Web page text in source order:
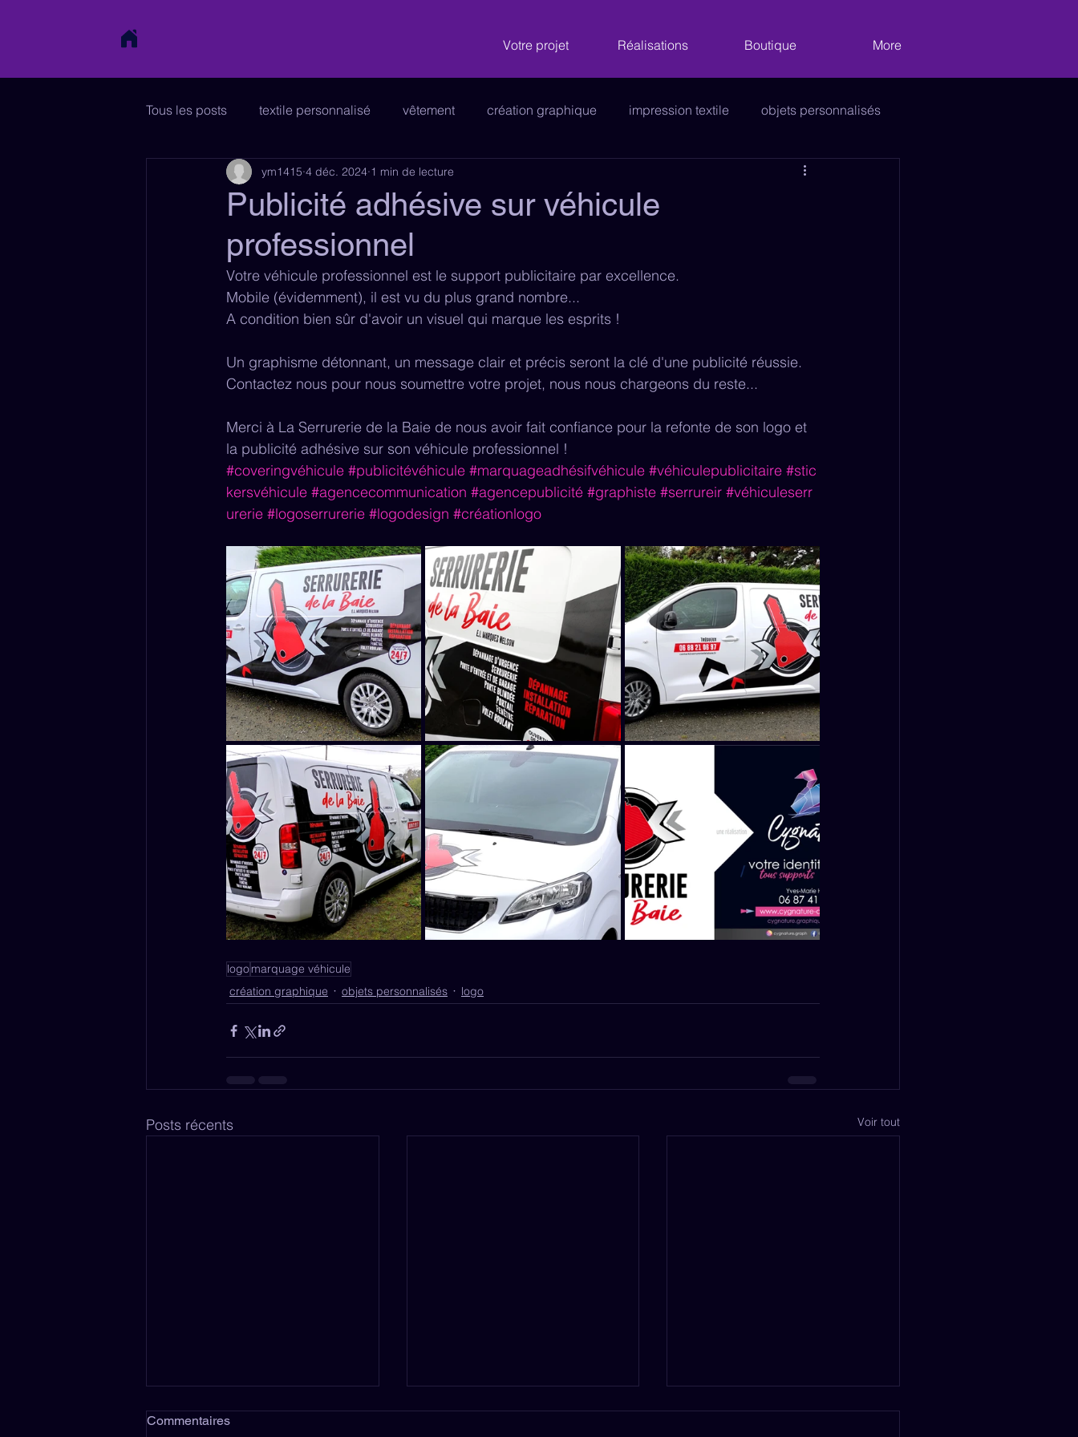
Votre projet Réalisations Boutique More
Tous les posts textile personnalisé vêtement création graphique impression textile objets personnalisés
papeterie signalétique logo Décoration
charte graphique enseigne papeterie
Publicité adhésive sur véhicule
professionnel
ym1415 4 déc. 2024 1 min de lecture
Votre véhicule professionnel est le support publicitaire par excellence.
Mobile (évidemment), il est vu du plus grand nombre...
A condition bien sûr d'avoir un visuel qui marque les esprits !
Un graphisme détonnant, un message clair et précis seront la clé d'une publicité réussie.
Contactez nous pour nous soumettre votre projet, nous nous chargeons du reste...
Merci à La Serrurerie de la Baie de nous avoir fait confiance pour la refonte de son logo et
la publicité adhésive sur son véhicule professionnel !
#coveringvéhicule #publicitévéhicule #marquageadhésifvéhicule #véhiculepublicitaire #stic
kersvéhicule #agencecommunication #agencepublicité #graphiste #serrureir #véhiculeserr
urerie #logoserrurerie #logodesign #créationlogo
logomarquage véhicule
création graphique
objets personnalisés logo
Posts récents Voir tout
Commentaires